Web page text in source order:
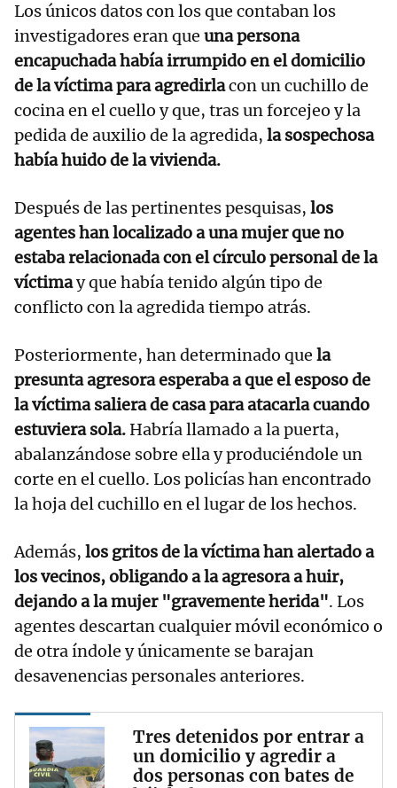
Los únicos datos con los que contaban los
investigadores eran que una persona
encapuchada había irrumpido en el domicilio
de la víctima para agredirlacon un cuchillo de
cocina en el cuello y que, tras un forcejeo y la
pedida de auxilio de la agredida, la sospechosa
había huido de la vivienda.
Después de las pertinentes pesquisas, los
agentes han localizado a una mujer que no
estaba relacionada con el círculo personal de la
víctimay que había tenido algún tipo de
conflicto con la agredida tiempo atrás.
Posteriormente, han determinado que la
presunta agresora esperaba a que el esposo de
la víctima saliera de casa para atacarla cuando
estuviera sola. Habría llamado a la puerta,
abalanzándose sobre ella y produciéndole un
corte en el cuello. Los policías han encontrado
la hoja del cuchillo en el lugar de los hechos.
Además, los gritos de la víctima han alertado a
los vecinos, obligando a la agresora a huir,
dejando a la mujer "gravemente herida". Los
agentes descartan cualquier móvil económico o
de otra índole y únicamente se barajan
desavenencias personales anteriores.
Tres detenidos por entrar a
un domicilio y agredir a
dos personas con bates de